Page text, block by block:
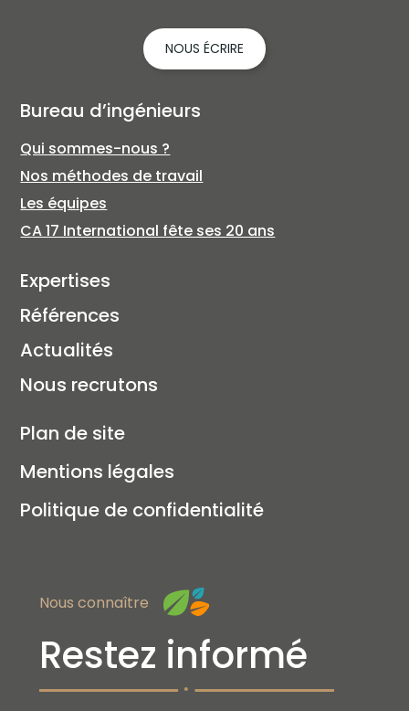
NOUS ÉCRIRE
Bureau d’ingénieurs
Qui sommes-nous ?
Nos méthodes de travail
Les équipes
CA 17 International fête ses 20 ans
Expertises
Références
Actualités
Nous recrutons
Plan de site
Mentions légales
Politique de confidentialité
Nous connaître
Restez informé